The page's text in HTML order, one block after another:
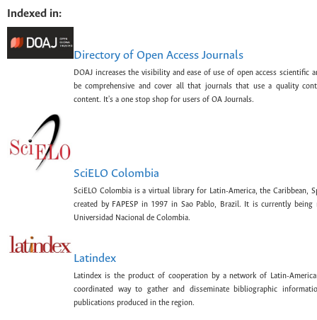
Indexed in:
Directory of Open Access Journals
DOAJ increases the visibility and ease of use of open access scientific
be comprehensive and cover all that journals that use a quality
content. It's a one stop shop for users of OA Journals.
SciELO Colombia
SciELO Colombia is a virtual library for Latin-America, the Caribbean,
created by FAPESP in 1997 in Sao Pablo, Brazil. It is currently being
Universidad Nacional de Colombia.
Latindex
Latindex is the product of cooperation by a network of Latin-
coordinated way to gather and disseminate bibliographic
publications produced in the region.